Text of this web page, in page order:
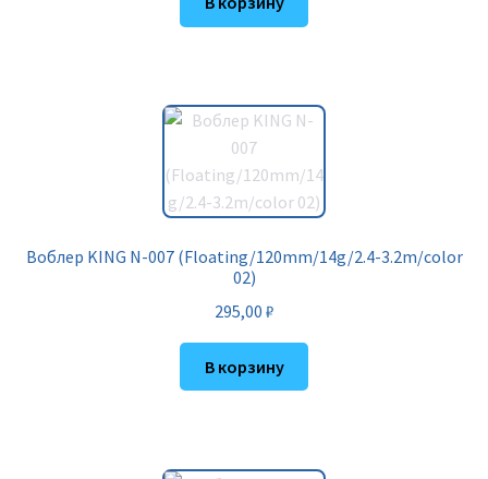
Воблер KING N-007 (Floating/120mm/14g/2.4-3.2m/color
02)
295,00 ₽
В корзину